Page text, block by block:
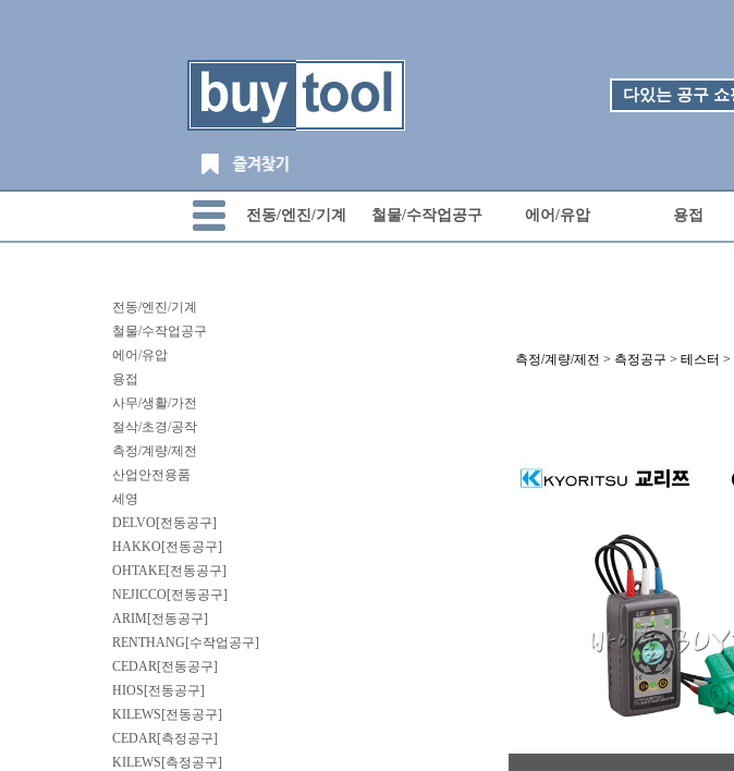
전동/엔진/기계 철물/수작업공구 에어/유압 용접
전동/엔진/기계
철물/수작업공구
에어/유압
용접
사무/생활/가전
절삭/초경/공작
측정/계량/제전
산업안전용품
세영
DELVO[전동공구]
HAKKO[전동공구]
OHTAKE[전동공구]
NEJICCO[전동공구]
ARIM[전동공구]
RENTHANG[수작업공구]
CEDAR[전동공구]
HIOS[전동공구]
KILEWS[전동공구]
CEDAR[측정공구]
KILEWS[측정공구]
측정/계량/제전 > 측정공구 > 테스터 >